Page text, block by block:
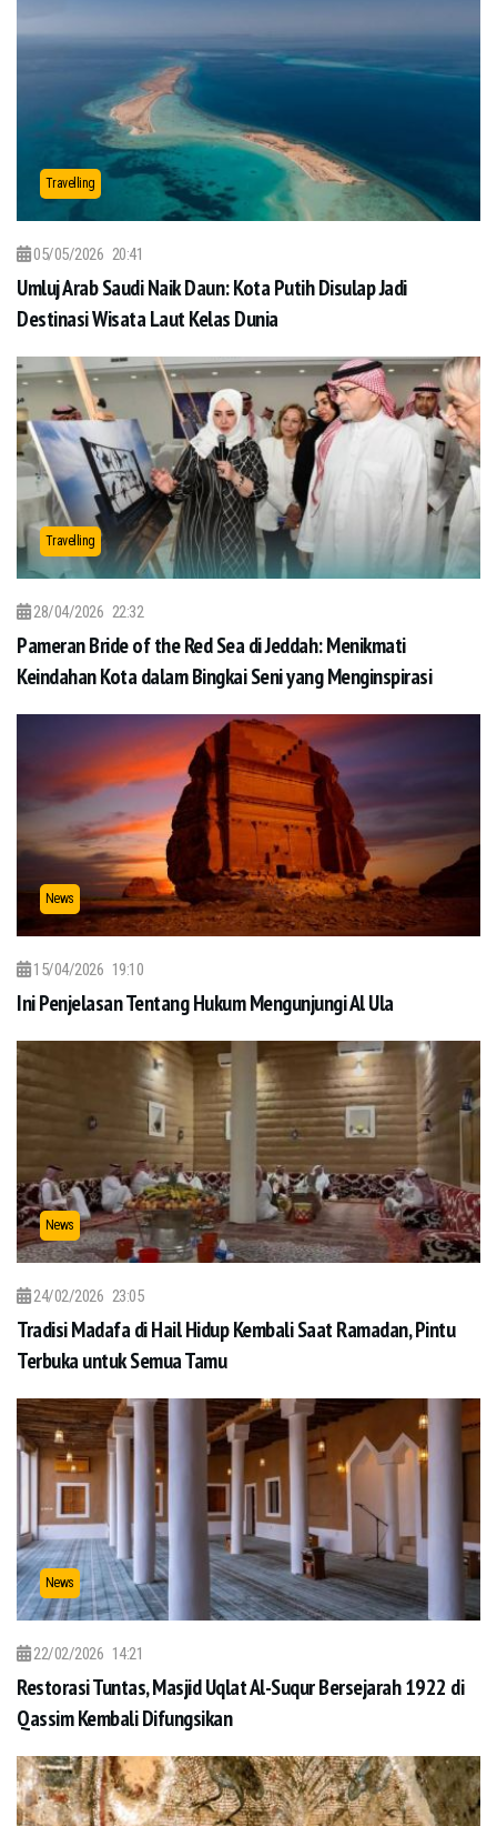
Travelling
05/05/2026 20:41
Umluj Arab Saudi Naik Daun: Kota Putih Disulap Jadi
Destinasi Wisata Laut Kelas Dunia
Travelling
28/04/2026 22:32
Pameran Bride of the Red Sea di Jeddah: Menikmati
Keindahan Kota dalam Bingkai Seni yang Menginspirasi
News
15/04/2026 19:10
Ini Penjelasan Tentang Hukum Mengunjungi Al Ula
News
24/02/2026 23:05
Tradisi Madafa di Hail Hidup Kembali Saat Ramadan, Pintu
Terbuka untuk Semua Tamu
News
22/02/2026 14:21
Restorasi Tuntas, Masjid Uqlat Al-Suqur Bersejarah 1922 di
Qassim Kembali Difungsikan